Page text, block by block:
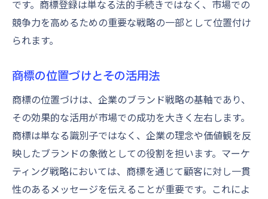
です。商標登録は単なる法的手続きではなく、市場での
競争力を高めるための重要な戦略の一部として位置付け
られます。
商標の位置づけとその活用法
商標の位置づけは、企業のブランド戦略の基軸であり、
その効果的な活用が市場での成功を大きく左右します。
商標は単なる識別子ではなく、企業の理念や価値観を反
映したブランドの象徴としての役割を担います。マーケ
ティング戦略においては、商標を通じて顧客に対し一貫
性のあるメッセージを伝えることが重要です。これによ